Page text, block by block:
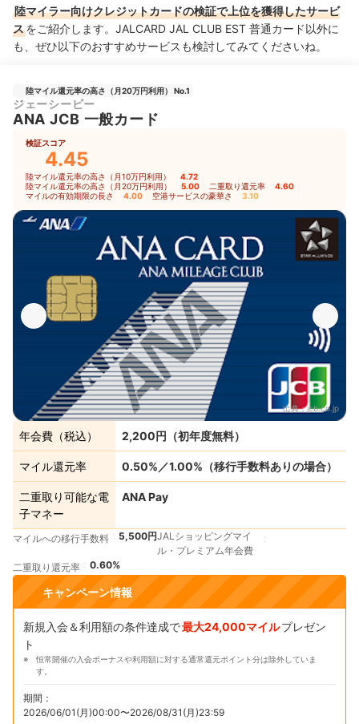
陸マイラー向けクレジットカードの検証で上位を獲得したサービ
スをご紹介します。JALCARD JAL CLUB EST 普通カード以外に
も、ぜひ以下のおすすめサービスも検討してみてくださいね。
陸マイル還元率の高さ（月20万円利用） No.1
ジェーシービー
ANA JCB 一般カード
検証スコア
4.45
陸マイル還元率の高さ（月10万円利用） 4.72
陸マイル還元率の高さ（月20万円利用） 5.00 二重取り還元率 4.60
マイルの有効期限の長さ 4.00 空港サービスの豪華さ 3.10
出典：jcb.co.jp
年会費（税込） 2,200円（初年度無料）
マイル還元率 0.50%／1.00%（移行手数料ありの場合）
二重取り可能な電
子マネー
ANA Pay
マイルへの移行手数料 5,500円JALショッピングマイ
ル・プレミアム年会費
二重取り還元率
0.60%
キャンペーン情報
新規入会＆利用額の条件達成で最大24,000マイルプレゼン
ト
恒常開催の入会ボーナスや利用額に対する通常還元ポイント分は除外していま
す。
期間：
2026/06/01(月)00:00〜2026/08/31(月)23:59